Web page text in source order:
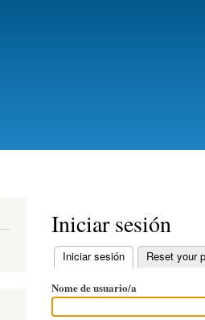
Iniciar sesión
Primary
tabs
Iniciar sesión Reset your
Nome de usuario/a